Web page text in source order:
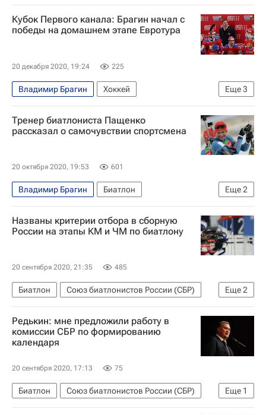
Кубок Первого канала
Станислав Черчесов
Владислав Третьяк
Игорь Ларионов
Спорт в условиях пандемии коронавируса
Спортивный арбитражный суд (CAS)
Сборная России по хоккею с шайбой
Кубок Первого канала: Брагин начал с
победы на домашнем этапе Евротура
20 декабря 2020, 19:24 225
Еще3
Владимир Брагин
Хоккей
Кубок Первого канала
Еврохоккейтур
Сборная России по хоккею с шайбой
Тренер биатлониста Пащенко
рассказал о самочувствии спортсмена
20 октября 2020, 19:53 601
Еще2
Владимир Брагин
Биатлон
Спорт в условиях пандемии коронавируса
Петр Пащенко
Названы критерии отбора в сборную
России на этапы КМ и ЧМ по биатлону
20 сентября 2020, 21:35 485
Еще2
Биатлон
Союз биатлонистов России (СБР)
Кубок мира по биатлону
Чемпионат мира по биатлону
Редькин: мне предложили работу в
комиссии СБР по формированию
календаря
20 сентября 2020, 17:13 75
Еще 1
Биатлон
Союз биатлонистов России (СБР)
Евгений Редькин